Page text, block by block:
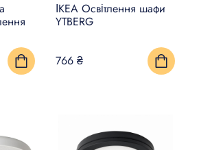
ІКЕА Освітлення шафи
YTBERG
766 ₴